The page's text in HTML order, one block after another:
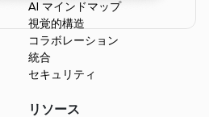
AI マインドマップ
視覚的構造
コラボレーション
統合
セキュリティ
リソース